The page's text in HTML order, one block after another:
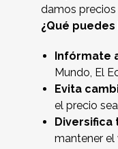
damos
¿Qué
Infórmate
Mundo El
Evita
el precio
Diversifica
mantener el